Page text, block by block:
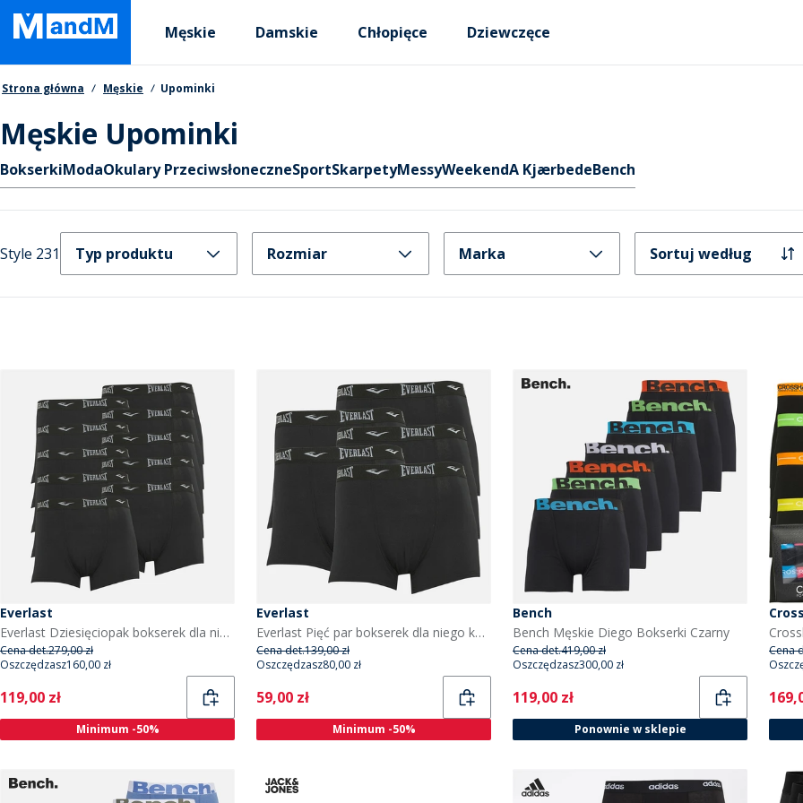
Skip
main
content
Primary departments
Męskie Damskie Chłopięce Dziewczęce
Nawigacja okruszkowa
Strona główna Męskie Upominki
Męskie Upominki
Skróty
BokserkiModaOkulary PrzeciwsłoneczneSportSkarpetyMessyWeekendA KjærbedeBench
Style 231 Typ produktu Rozmiar Marka Sortuj według
Everlast
Everlast Dziesięciopak bokserek dla niego kolor Czarny
Cena det.279,00 zł
Oszczędzasz160,00 zł
Current
119,00 zł
Minimum -50%
Everlast
Everlast Pięć par bokserek dla niego kolor czarny/czarny
Cena det.139,00 zł
Oszczędzasz80,00 zł
Current
59,00 zł
Minimum -50%
Bench
Bench Męskie Diego Bokserki Czarny
Cena det.419,00 zł
Oszczędzasz300,00 zł
Current
119,00 zł
Ponownie w sklepie
Cena